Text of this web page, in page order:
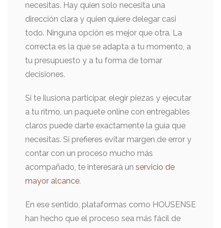
necesitas. Hay quien solo necesita una
dirección clara y quien quiere delegar casi
todo. Ninguna opción es mejor que otra. La
correcta es la que se adapta a tu momento, a
tu presupuesto y a tu forma de tomar
decisiones.
Si te ilusiona participar, elegir piezas y ejecutar
a tu ritmo, un paquete online con entregables
claros puede darte exactamente la guía que
necesitas. Si prefieres evitar margen de error y
contar con un proceso mucho más
acompañado, te interesará un servicio de
mayor alcance.
En ese sentido, plataformas como HOUSENSE
han hecho que el proceso sea más fácil de